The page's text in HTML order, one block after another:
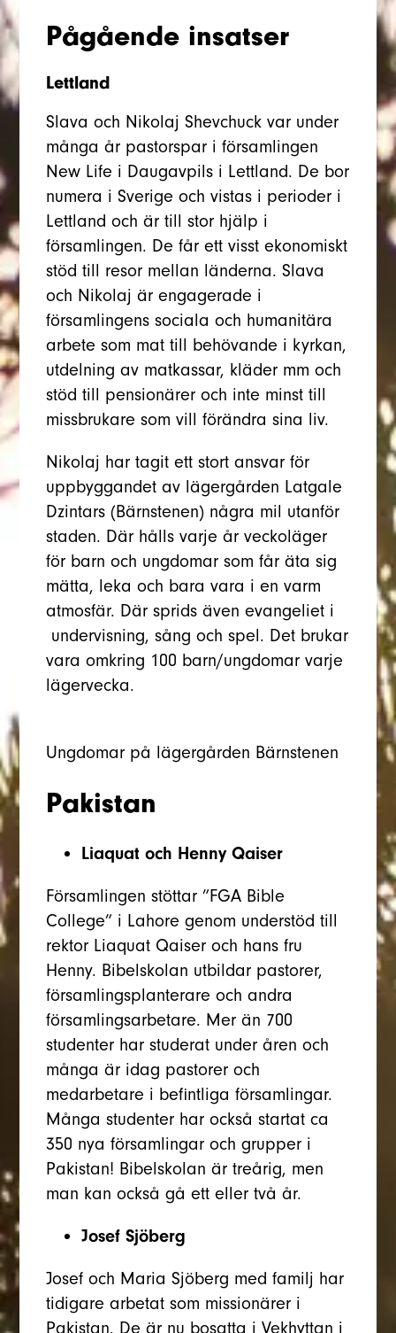
Pågående insatser
Lettland
Slava och Nikolaj Shevchuck var under
många år pastorspar i församlingen
New Life i Daugavpils i Lettland. De bor
numera i Sverige och vistas i perioder i
Lettland och är till stor hjälp i
församlingen. De får ett visst ekonomiskt
stöd till resor mellan länderna. Slava
och Nikolaj är engagerade i
församlingens sociala och humanitära
arbete som mat till behövande i kyrkan,
utdelning av matkassar, kläder mm och
stöd till pensionärer och inte minst till
missbrukare som vill förändra sina liv.
Nikolaj har tagit ett stort ansvar för
uppbyggandet av lägergården Latgale
Dzintars (Bärnstenen) några mil utanför
staden. Där hålls varje år veckoläger
för barn och ungdomar som får äta sig
mätta, leka och bara vara i en varm
atmosfär. Där sprids även evangeliet i
undervisning, sång och spel. Det brukar
vara omkring 100 barn/ungdomar varje
lägervecka.
Ungdomar på lägergården Bärnstenen
Pakistan
Liaquat och Henny Qaiser
Församlingen stöttar ”FGA Bible
College” i Lahore genom understöd till
rektor Liaquat Qaiser och hans fru
Henny. Bibelskolan utbildar pastorer,
församlingsplanterare och andra
församlingsarbetare. Mer än 700
studenter har studerat under åren och
många är idag pastorer och
medarbetare i befintliga församlingar.
Många studenter har också startat ca
350 nya församlingar och grupper i
Pakistan! Bibelskolan är treårig, men
man kan också gå ett eller två år.
Josef Sjöberg
Josef och Maria Sjöberg med familj har
tidigare arbetat som missionärer i
Pakistan. De är nu bosatta i Vekhyttan i